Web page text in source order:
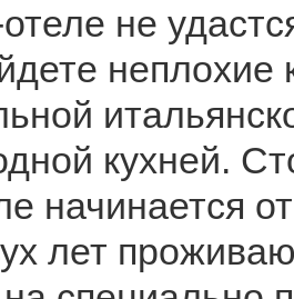
не
кухней.
начинается
лет